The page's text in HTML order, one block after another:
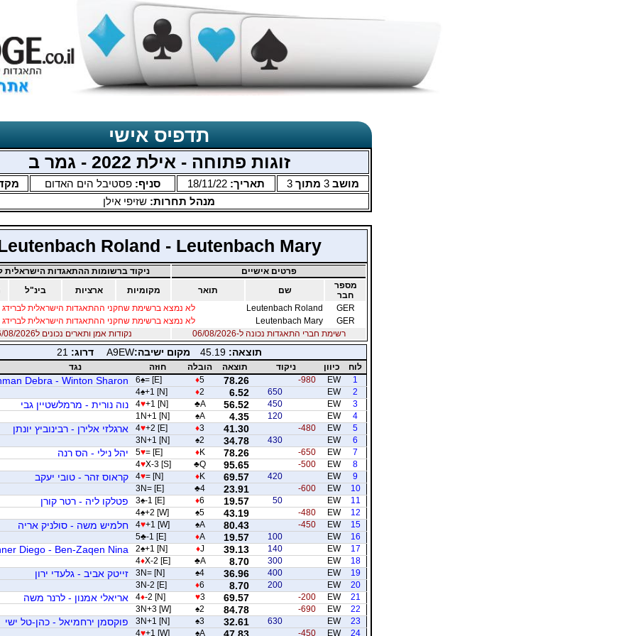
תדפיס אישי
זוגות פתוחה - אילת 2022 - גמר ב
מושב 3 מתוך 3 תאריך: 18/11/22 סניף: פסטיבל הים האדום
מנהל תחרות: שזיפי אילן
Roland - Leutenbach Mary
פרטים אישיים
ניקוד ברשומות ההתאגדות הישראלית
מספר
חבר
שם תואר מקומיות ארציות בינ"ל
GER
Leutenbach Roland
לא נמצא ברשימת שחקני ההתאגדות הישראלית לברידג
GER
Leutenbach Mary
לא נמצא ברשימת שחקני ההתאגדות הישראלית לברידג
רשימת חברי התאגדות נכונה ל-06/08/2026
נקודות אמן ותארים נכונים ל06/08/2026
תוצאה:45.19 מקום ישיבה:A9EW דרוג: 21
לוח כיוון ניקוד תוצאה הובלה חוזה
נגד
1
EW
-980
78.26
♦5
6♠= [E]
Debra - Winton Sharon
2
EW
650
6.52
♦2
4♠+1 [N]
3
EW
450
56.52
♣A
4♥+1 [N] נוה נורית - מרמלשטיין גבי
4
EW
120
4.35
♠A
1N+1 [N]
5
EW
-480
41.30
♦3
4♥+2 [E] ארגלזי אלירן - רבינוביץ יונתן
6
EW
430
34.78
♠2
3N+1 [N]
7
EW
-650
78.26
♦K
5♥= [E] יהל נילי - הס רנה
8
EW
-500
95.65
♣Q
4♥X-3 [S]
9
EW
420
69.57
♦K
4♥= [N] קראוס זהר - טובי יעקב
10
EW
-600
23.91
♣4
3N= [E]
11
EW
50
19.57
♦6
3♠-1 [E] פטלקו ליה - רטר קורן
12
EW
-480
43.19
♠5
4♠+2 [W]
15
EW
-450
80.43
♠A
4♥+1 [W] חלמיש משה - סולניק אריה
16
EW
100
19.57
♦A
5♣-1 [E]
17
EW
140
39.13
♦J
2♠+1 [N]
Diego - Ben-Zaqen Nina
18
EW
300
8.70
♣A
4♦X-2 [E]
19
EW
400
36.96
♠4
3N= [N] זייטק אביב - גלעדי ירון
20
EW
200
8.70
♦6
3N-2 [E]
21
EW
-200
69.57
♥3
4♦-2 [N] אריאלי אמנון - לרנר משה
22
EW
-690
84.78
♠2
3N+3 [W]
23
EW
630
32.61
♠3
3N+1 [N] פוקסמן ירחמיאל - כהן-טל ישי
24
EW
-450
47.83
♠A
4♥+1 [W]